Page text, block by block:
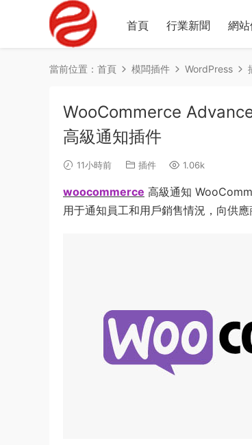
首頁 行業新聞 網
當前位置： 首頁 模闆插件 WordPress
WooCommerce
高級通知插件
11小時前 插件 1.06k
woocommerce 高級通知
用于通知員工和用戶銷售情況，向供